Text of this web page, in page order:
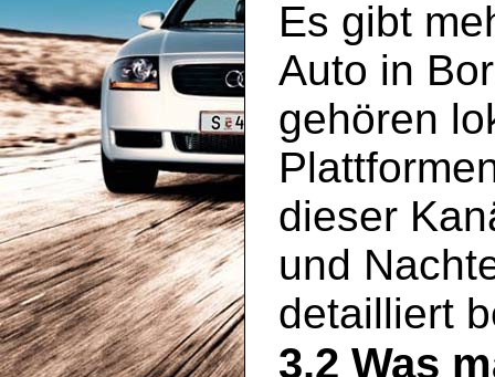
Es gibt
Auto in
gehören
dieser
und
detailliert
3.2 Was